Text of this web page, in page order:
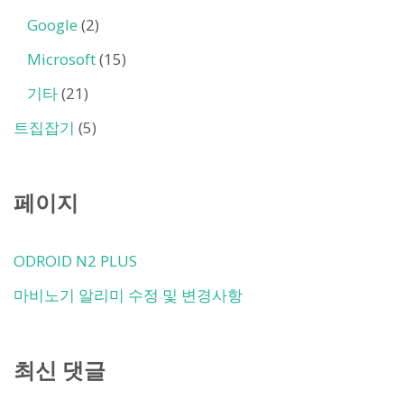
Google (2)
Microsoft(15)
기타(21)
트집잡기 (5)
페이지
ODROID N2 PLUS
마비노기 알리미 수정 및 변경사항
최신 댓글